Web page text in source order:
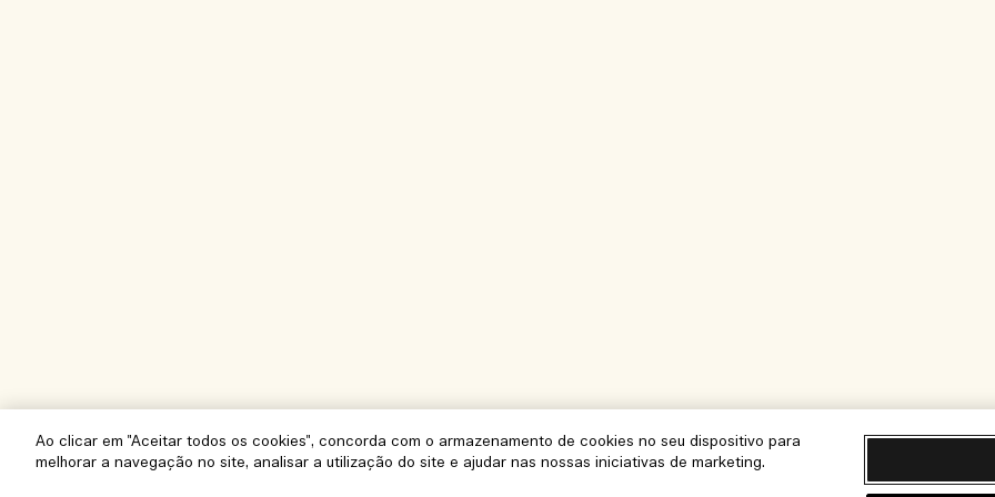
Ao clicar em "Aceitar todos os cookies", concorda com o armazenamento de cookies no seu dispositivo para
melhorar a navegação no site, analisar a utilização do site e ajudar nas nossas iniciativas de marketing.